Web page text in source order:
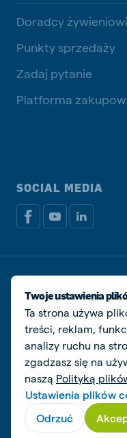
Doradcy żywieniowi
Punkty sprzedaży
Zadaj pytanie
Platforma
SOCIAL MEDIA
Polityka prywatności
Zarządzaj
© De Heus Animal
Twoje ustawienia
Ta strona używa
treści, reklam,
analizy ruchu na
zgadzasz się na
naszą Polityką
Ustawienia plików
Odrzuć